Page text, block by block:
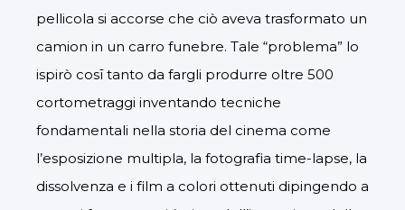
pellicola si accorse che ciò aveva trasformato un
camion in un carro funebre. Tale “problema” lo
ispirò cosī tanto da fargli produrre oltre 500
cortometraggi inventando tecniche
fondamentali nella storia del cinema come
l’esposizione multipla, la fotografia time-lapse, la
dissolvenza e i film a colori ottenuti dipingendo a